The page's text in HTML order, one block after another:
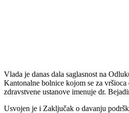
Kantonalne bolnice kojom se za vršioca